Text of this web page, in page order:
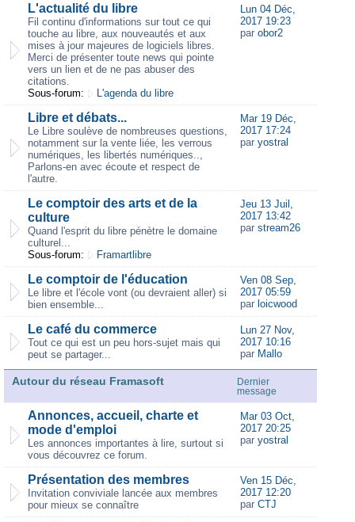
L'actualité du libre
Fil continu d'informations sur tout ce qui
touche au libre, aux nouveautés et aux
mises à jour majeures de logiciels libres.
Merci de présenter toute news qui pointe
vers un lien et de ne pas abuser des
citations.
Sous-forum:
L'agenda du libre
Lun 04 Déc,
2017 19:23
par obor2
Libre et débats...
Le Libre soulève de nombreuses questions,
notamment sur la vente liée, les verrous
numériques, les libertés numériques..,
Parlons-en avec écoute et respect de
l'autre.
Mar 19 Déc,
2017 17:24
par yostral
Le comptoir des arts et de la
culture
Quand l'esprit du libre pénètre le domaine
culturel...
Sous-forum:
Framartlibre
Jeu 13 Juil,
2017 13:42
par stream26
Le comptoir de l'éducation
Le libre et l'école vont (ou devraient aller) si
bien ensemble...
Ven 08 Sep,
2017 05:59
par loicwood
Le café du commerce
Tout ce qui est un peu hors-sujet mais qui
peut se partager...
Lun 27 Nov,
2017 10:16
par Mallo
Autour du réseau Framasoft
Dernier
message
Annonces, accueil, charte et
mode d'emploi
Les annonces importantes à lire, surtout si
vous découvrez ce forum.
Mar 03 Oct,
2017 20:25
par yostral
Présentation des membres
Invitation conviviale lancée aux membres
pour mieux se connaître
Ven 15 Déc,
2017 12:20
par CTJ